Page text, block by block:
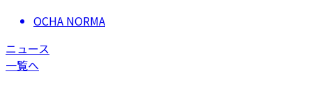
OCHA NORMA
ニュース
一覧へ